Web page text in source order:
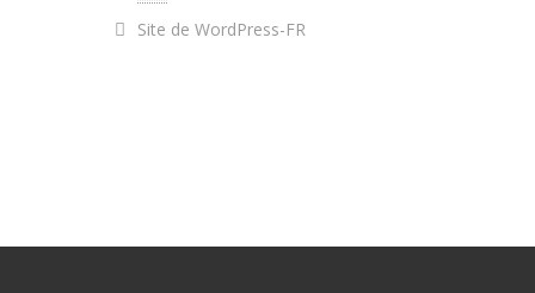
Site de WordPress-FR